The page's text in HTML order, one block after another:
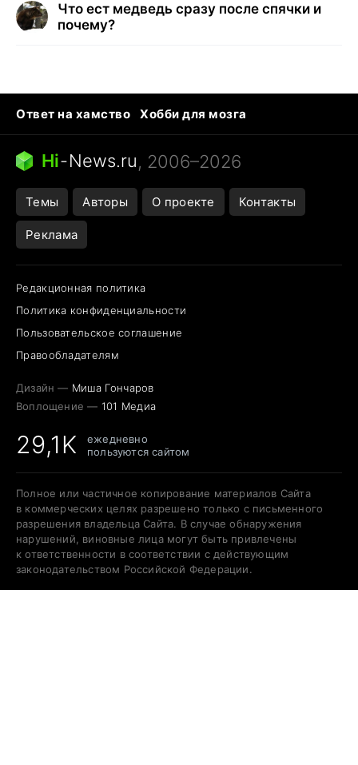
Что ест медведь сразу после спячки и
почему?
Ответ на хамство
Хобби для мозга
Бензин 100 и 95
Тунцы в океанариуме
Следующая пандемия
Hi-News.ru, 2006–2026
Темы Авторы О проекте Контакты
Реклама
Редакционная политика
Политика конфиденциальности
Пользовательское соглашение
Правообладателям
Дизайн — Миша Гончаров
Воплощение — 101 Медиа
29,1K
ежедневно
пользуются сайтом
Полное или частичное копирование материалов Сайта
в коммерческих целях разрешено только с письменного
разрешения владельца Сайта. В случае обнаружения
нарушений, виновные лица могут быть привлечены
к ответственности в соответствии с действующим
законодательством Российской Федерации.